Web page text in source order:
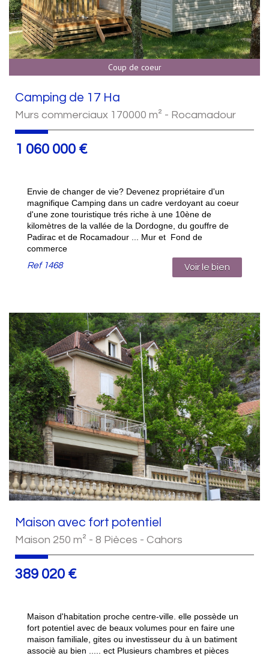
Coup de coeur
Camping de 17 Ha
Murs commerciaux 170000 m² - Rocamadour
1 060 000 €
Envie de changer de vie? Devenez propriétaire d'un
magnifique Camping dans un cadre verdoyant au coeur
d'une zone touristique trés riche à une 10ène de
kilomètres de la vallée de la Dordogne, du gouffre de
Padirac et de Rocamadour ... Mur et Fond de
commerce
Ref1468 Voir le bien
Maison avec fort potentiel
Maison 250 m² - 8 Pièces - Cahors
389 020 €
Maison d'habitation proche centre-ville. elle possède un
fort potentiel avec de beaux volumes pour en faire une
maison familiale, gites ou investisseur du à un batiment
associè au bien ..... ect Plusieurs chambres et pièces